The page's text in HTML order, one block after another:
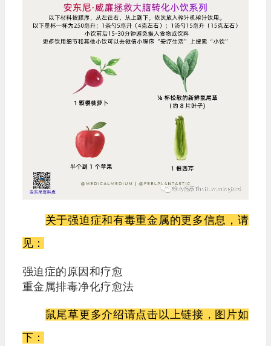
关于强迫症和有毒重金属的更多信息，请
见：
强迫症的原因和疗愈
重金属排毒净化疗愈法
鼠尾草更多介绍请点击以上链接，图片如
下：